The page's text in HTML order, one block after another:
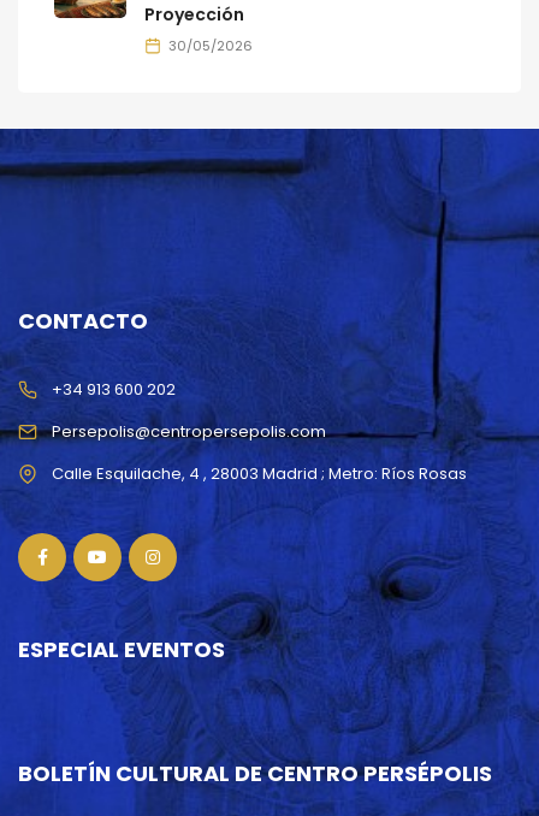
Proyección
30/05/2026
CONTACTO
Persepolis@centropersepolis.com
+34 913 600 202
ESPECIAL EVENTOS
BOLETÍN CULTURAL DE CENTRO PERSÉPOLIS